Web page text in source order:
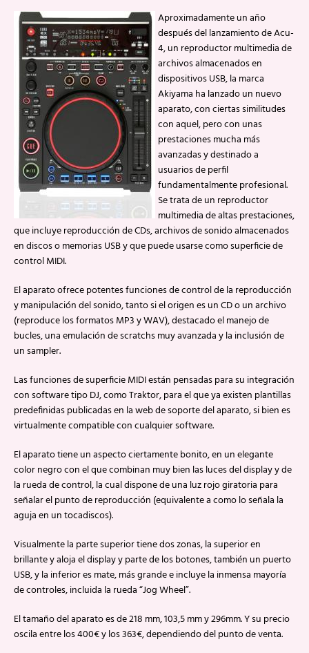
Aproximadamente un año
después del lanzamiento de Acu-
4, un reproductor multimedia de
archivos almacenados en
dispositivos USB, la marca
Akiyama ha lanzado un nuevo
aparato, con ciertas similitudes
con aquel, pero con unas
prestaciones mucha más
avanzadas y destinado a
usuarios de perfil
fundamentalmente profesional.
Se trata de un reproductor
multimedia de altas prestaciones,
que incluye reproducción de CDs, archivos de sonido almacenados
en discos o memorias USB y que puede usarse como superficie de
control MIDI.
El aparato ofrece potentes funciones de control de la reproducción
y manipulación del sonido, tanto si el origen es un CD o un archivo
(reproduce los formatos MP3 y WAV), destacado el manejo de
bucles, una emulación de scratchs muy avanzada y la inclusión de
un sampler.
Las funciones de superficie MIDI están pensadas para su integración
con software tipo DJ, como Traktor, para el que ya existen plantillas
predefinidas publicadas en la web de soporte del aparato, si bien es
virtualmente compatible con cualquier software.
El aparato tiene un aspecto ciertamente bonito, en un elegante
color negro con el que combinan muy bien las luces del display y de
la rueda de control, la cual dispone de una luz rojo giratoria para
señalar el punto de reproducción (equivalente a como lo señala la
aguja en un tocadiscos).
Visualmente la parte superior tiene dos zonas, la superior en
brillante y aloja el display y parte de los botones, también un puerto
USB, y la inferior es mate, más grande e incluye la inmensa mayoría
de controles, incluida la rueda “Jog Wheel”.
El tamaño del aparato es de 218 mm, 103,5 mm y 296mm. Y su precio
oscila entre los 400€ y los 363€, dependiendo del punto de venta.